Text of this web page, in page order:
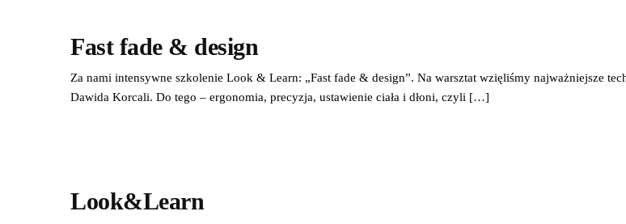
Fast fade & design
Za nami intensywne szkolenie Look & Learn: „Fast fade & design”. Na warsztat wzięliśmy najważniejsze
Dawida Korcali. Do tego – ergonomia, precyzja, ustawienie ciała i dłoni, czyli […]
Look&Learn